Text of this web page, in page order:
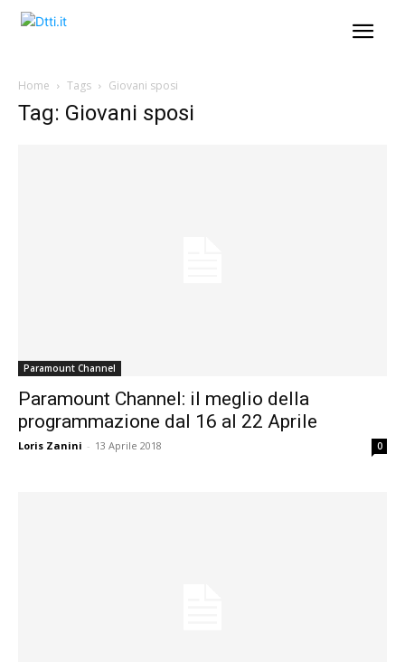
Home Tags Giovani sposi
Tag: Giovani sposi
Paramount Channel
Paramount Channel: il meglio della
programmazione dal 16 al 22 Aprile
Loris Zanini - 13 Aprile 2018 0